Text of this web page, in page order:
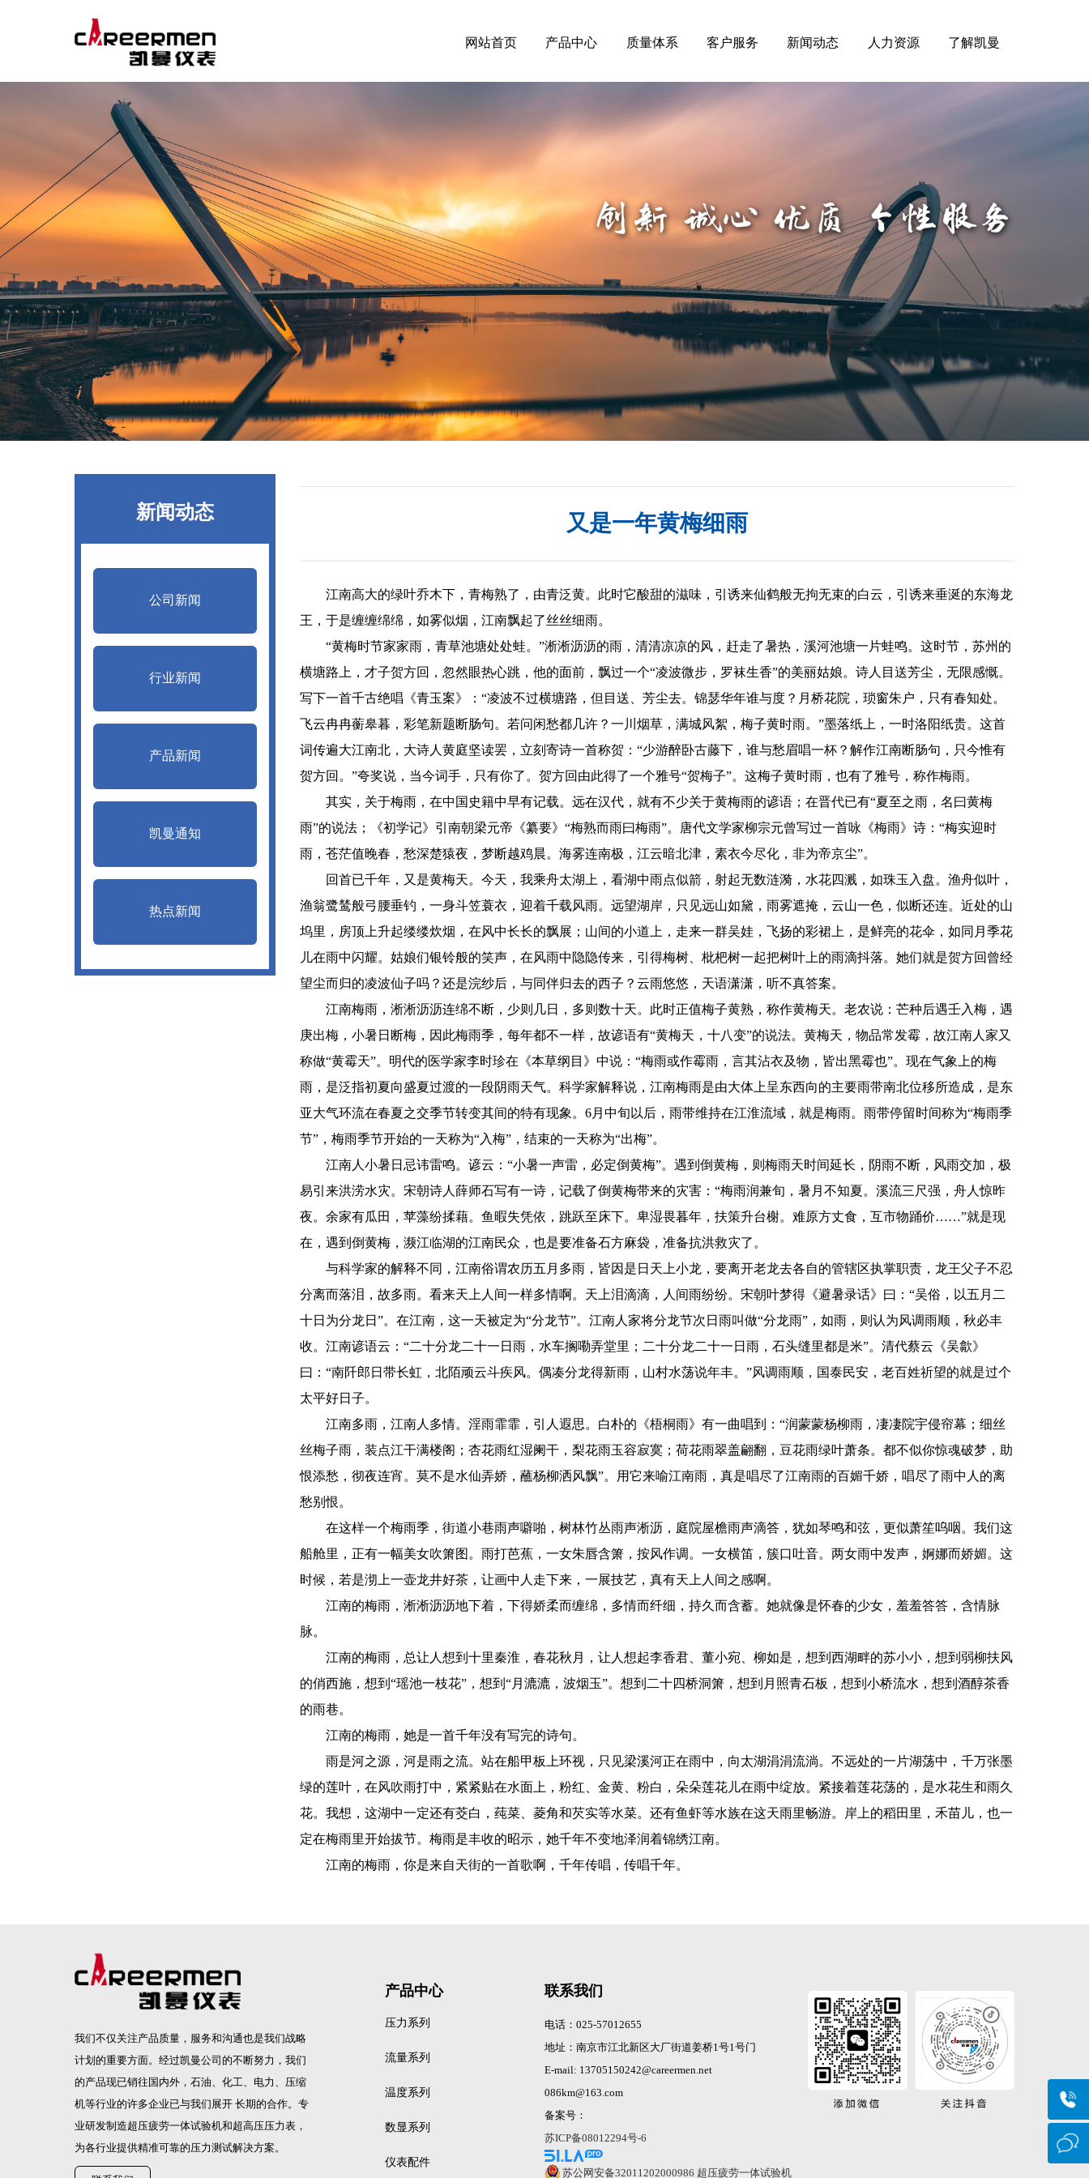
网站首页 产品中心 质量体系 客户服务 新闻动态 人力资源 了解凯曼
新闻动态
公司新闻
行业新闻
产品新闻
凯曼通知
热点新闻
又是一年黄梅细雨
江南高大的绿叶乔木下，青梅熟了，由青泛黄。此时它酸甜的滋味，引诱来仙鹤般无拘无束的白云，引诱来垂涎的东海龙
王，于是缠缠绵绵，如雾似烟，江南飘起了丝丝细雨。
“黄梅时节家家雨，青草池塘处处蛙。”淅淅沥沥的雨，清清凉凉的风，赶走了暑热，溪河池塘一片蛙鸣。这时节，苏州的
横塘路上，才子贺方回，忽然眼热心跳，他的面前，飘过一个“凌波微步，罗袜生香”的美丽姑娘。诗人目送芳尘，无限感慨。
写下一首千古绝唱《青玉案》：“凌波不过横塘路，但目送、芳尘去。锦瑟华年谁与度？月桥花院，琐窗朱户，只有春知处。
飞云冉冉蘅皋暮，彩笔新题断肠句。若问闲愁都几许？一川烟草，满城风絮，梅子黄时雨。”墨落纸上，一时洛阳纸贵。这首
词传遍大江南北，大诗人黄庭坚读罢，立刻寄诗一首称贺：“少游醉卧古藤下，谁与愁眉唱一杯？解作江南断肠句，只今惟有
贺方回。”夸奖说，当今词手，只有你了。贺方回由此得了一个雅号“贺梅子”。这梅子黄时雨，也有了雅号，称作梅雨。
其实，关于梅雨，在中国史籍中早有记载。远在汉代，就有不少关于黄梅雨的谚语；在晋代已有“夏至之雨，名曰黄梅
雨”的说法；《初学记》引南朝梁元帝《纂要》“梅熟而雨曰梅雨”。唐代文学家柳宗元曾写过一首咏《梅雨》诗：“梅实迎时
雨，苍茫值晚春，愁深楚猿夜，梦断越鸡晨。海雾连南极，江云暗北津，素衣今尽化，非为帝京尘”。
回首已千年，又是黄梅天。今天，我乘舟太湖上，看湖中雨点似箭，射起无数涟漪，水花四溅，如珠玉入盘。渔舟似叶，
渔翁鹭鸶般弓腰垂钓，一身斗笠蓑衣，迎着千载风雨。远望湖岸，只见远山如黛，雨雾遮掩，云山一色，似断还连。近处的山
坞里，房顶上升起缕缕炊烟，在风中长长的飘展；山间的小道上，走来一群吴娃，飞扬的彩裙上，是鲜亮的花伞，如同月季花
儿在雨中闪耀。姑娘们银铃般的笑声，在风雨中隐隐传来，引得梅树、枇杷树一起把树叶上的雨滴抖落。她们就是贺方回曾经
望尘而归的凌波仙子吗？还是浣纱后，与同伴归去的西子？云雨悠悠，天语潇潇，听不真答案。
江南梅雨，淅淅沥沥连绵不断，少则几日，多则数十天。此时正值梅子黄熟，称作黄梅天。老农说：芒种后遇壬入梅，遇
庚出梅，小暑日断梅，因此梅雨季，每年都不一样，故谚语有“黄梅天，十八变”的说法。黄梅天，物品常发霉，故江南人家又
称做“黄霉天”。明代的医学家李时珍在《本草纲目》中说：“梅雨或作霉雨，言其沾衣及物，皆出黑霉也”。现在气象上的梅
雨，是泛指初夏向盛夏过渡的一段阴雨天气。科学家解释说，江南梅雨是由大体上呈东西向的主要雨带南北位移所造成，是东
亚大气环流在春夏之交季节转变其间的特有现象。6月中旬以后，雨带维持在江淮流域，就是梅雨。雨带停留时间称为“梅雨季
节”，梅雨季节开始的一天称为“入梅”，结束的一天称为“出梅”。
江南人小暑日忌讳雷鸣。谚云：“小暑一声雷，必定倒黄梅”。遇到倒黄梅，则梅雨天时间延长，阴雨不断，风雨交加，极
易引来洪涝水灾。宋朝诗人薛师石写有一诗，记载了倒黄梅带来的灾害：“梅雨润兼旬，暑月不知夏。溪流三尺强，舟人惊昨
夜。余家有瓜田，苹藻纷揉藉。鱼暇失凭依，跳跃至床下。卑湿畏暮年，扶策升台榭。难原方丈食，互市物踊价……”就是现
在，遇到倒黄梅，濒江临湖的江南民众，也是要准备石方麻袋，准备抗洪救灾了。
与科学家的解释不同，江南俗谓农历五月多雨，皆因是日天上小龙，要离开老龙去各自的管辖区执掌职责，龙王父子不忍
分离而落泪，故多雨。看来天上人间一样多情啊。天上泪滴滴，人间雨纷纷。宋朝叶梦得《避暑录话》曰：“吴俗，以五月二
十日为分龙日”。在江南，这一天被定为“分龙节”。江南人家将分龙节次日雨叫做“分龙雨”，如雨，则认为风调雨顺，秋必丰
收。江南谚语云：“二十分龙二十一日雨，水车搁嘞弄堂里；二十分龙二十一日雨，石头缝里都是米”。清代蔡云《吴歙》
曰：“南阡郎日带长虹，北陌顽云斗疾风。偶凑分龙得新雨，山村水荡说年丰。”风调雨顺，国泰民安，老百姓祈望的就是过个
太平好日子。
江南多雨，江南人多情。淫雨霏霏，引人遐思。白朴的《梧桐雨》有一曲唱到：“润蒙蒙杨柳雨，凄凄院宇侵帘幕；细丝
丝梅子雨，装点江干满楼阁；杏花雨红湿阑干，梨花雨玉容寂寞；荷花雨翠盖翩翻，豆花雨绿叶萧条。都不似你惊魂破梦，助
恨添愁，彻夜连宵。莫不是水仙弄娇，蘸杨柳洒风飘”。用它来喻江南雨，真是唱尽了江南雨的百媚千娇，唱尽了雨中人的离
愁别恨。
在这样一个梅雨季，街道小巷雨声噼啪，树林竹丛雨声淅沥，庭院屋檐雨声滴答，犹如琴鸣和弦，更似萧笙呜咽。我们这
船舱里，正有一幅美女吹箫图。雨打芭蕉，一女朱唇含箫，按风作调。一女横笛，簇口吐音。两女雨中发声，婀娜而娇媚。这
时候，若是沏上一壶龙井好茶，让画中人走下来，一展技艺，真有天上人间之感啊。
江南的梅雨，淅淅沥沥地下着，下得娇柔而缠绵，多情而纤细，持久而含蓄。她就像是怀春的少女，羞羞答答，含情脉
脉。
江南的梅雨，总让人想到十里秦淮，春花秋月，让人想起李香君、董小宛、柳如是，想到西湖畔的苏小小，想到弱柳扶风
的俏西施，想到“瑶池一枝花”，想到“月漉漉，波烟玉”。想到二十四桥洞箫，想到月照青石板，想到小桥流水，想到酒醇茶香
的雨巷。
江南的梅雨，她是一首千年没有写完的诗句。
雨是河之源，河是雨之流。站在船甲板上环视，只见梁溪河正在雨中，向太湖涓涓流淌。不远处的一片湖荡中，千万张墨
绿的莲叶，在风吹雨打中，紧紧贴在水面上，粉红、金黄、粉白，朵朵莲花儿在雨中绽放。紧接着莲花荡的，是水花生和雨久
花。我想，这湖中一定还有茭白，莼菜、菱角和芡实等水菜。还有鱼虾等水族在这天雨里畅游。岸上的稻田里，禾苗儿，也一
定在梅雨里开始拔节。梅雨是丰收的昭示，她千年不变地泽润着锦绣江南。
江南的梅雨，你是来自天街的一首歌啊，千年传唱，传唱千年。
我们不仅关注产品质量，服务和沟通也是我们战略
计划的重要方面。经过凯曼公司的不断努力，我们
的产品现已销往国内外，石油、化工、电力、压缩
机等行业的许多企业已与我们展开 长期的合作。专
业研发制造超压疲劳一体试验机和超高压压力表 ，
为各行业提供精准可靠的压力测试解决方案。
产品中心
压力系列
流量系列
温度系列
数显系列
仪表配件
联系我们
电话：025-57012655
地址：南京市江北新区大厂街道姜桥1号1号门
E-mail: 13705150242@careermen.net
086km@163.com
备案号：
苏ICP备08012294号-6
苏公网安备32011202000986 超压疲劳一体试验机